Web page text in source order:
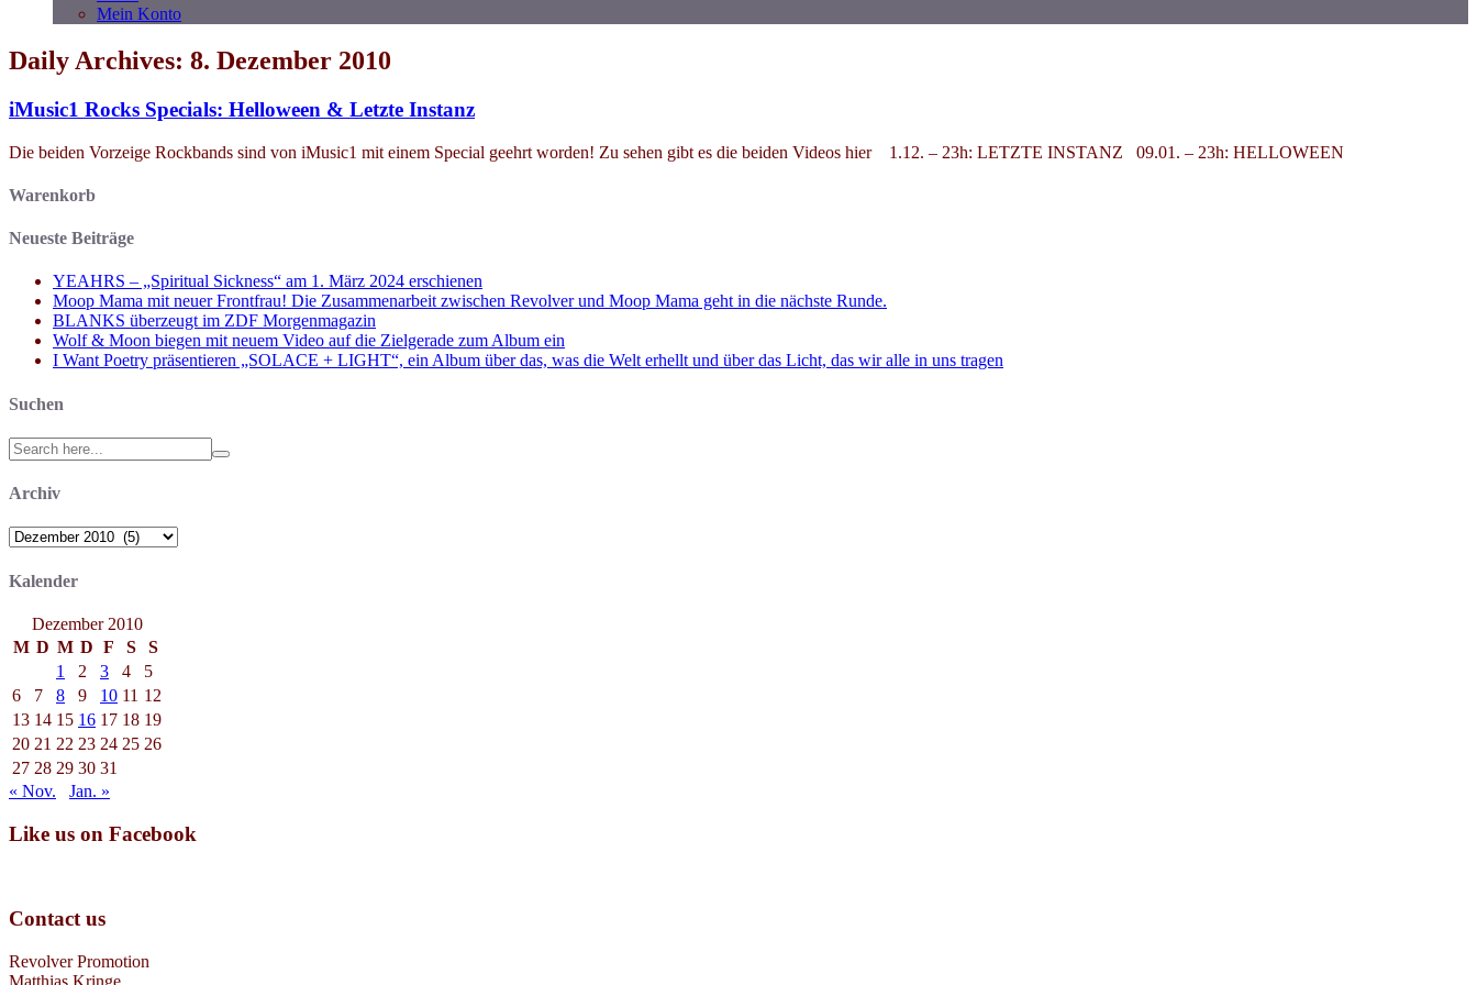
Mein Konto
Daily Archives: 8. Dezember 2010
iMusic1 Rocks Specials: Helloween & Letzte Instanz
Die beiden Vorzeige Rockbands sind von iMusic1 mit einem Special geehrt worden! Zu sehen gibt es die beiden Videos hier 1.12. – 23h: LETZTE INSTANZ 09.01. – 23h: HELLOWEEN
Warenkorb
Neueste Beiträge
YEAHRS – „Spiritual Sickness“ am 1. März 2024 erschienen
Moop Mama mit neuer Frontfrau! Die Zusammenarbeit zwischen Revolver und Moop Mama geht in die nächste Runde.
BLANKS überzeugt im ZDF Morgenmagazin
Wolf & Moon biegen mit neuem Video auf die Zielgerade zum Album ein
I Want Poetry präsentieren „SOLACE + LIGHT“, ein Album über das, was die Welt erhellt und über das Licht, das wir alle in uns tragen
Suchen
Search
for:
Archiv
Archiv
Kalender
Dezember 2010
M D M D F S
S
1
2 3 4
5
6
7 8 9 10 11 12
13 14 15 16 17 18 19
20 21 22 23 24 25 26
27 28 29 30 31
« Nov.
Jan. »
Like us on Facebook
Contact us
Revolver Promotion
Matthias Kringe